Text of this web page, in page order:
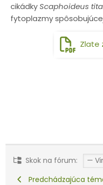
cikádkyScaphoideus
fytoplazmy
Zlate
Skok na fórum:
Predchádzajúca